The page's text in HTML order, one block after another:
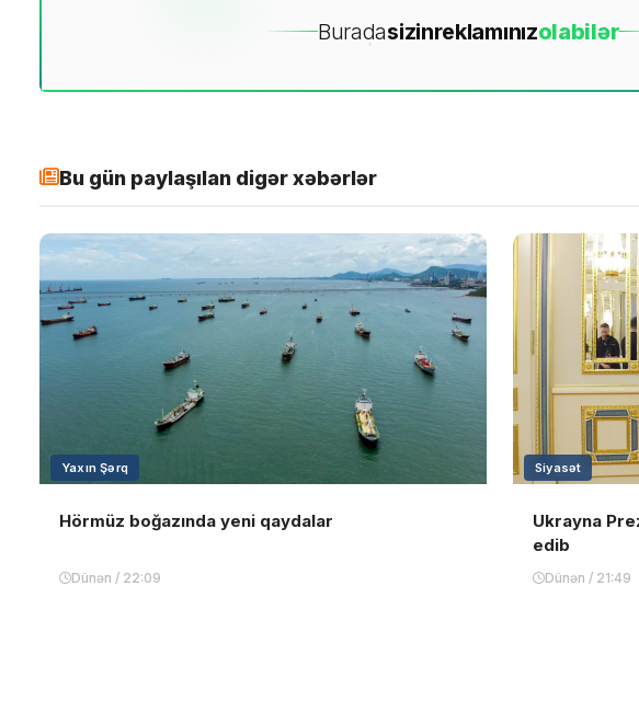
Buradasizinreklamınızolabilər
Bu gün paylaşılan digər xəbərlər
Yaxın Şərq
Hörmüz boğazında yeni qaydalar
Dünən / 22:09
Siyasət
Ukrayna
edib
Dünən / 21:49